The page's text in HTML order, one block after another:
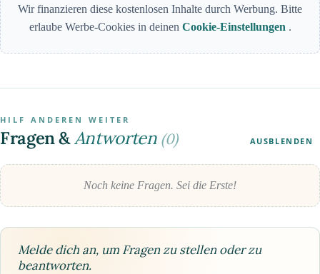
Wir finanzieren diese kostenlosen Inhalte durch Werbung. Bitte
erlaube Werbe-Cookies in deinen Cookie-Einstellungen .
HILF ANDEREN WEITER
Fragen &Antworten (0) AUSBLENDEN
Noch keine Fragen. Sei die Erste!
Melde dich an, um Fragen zu stellen oder zu
beantworten.